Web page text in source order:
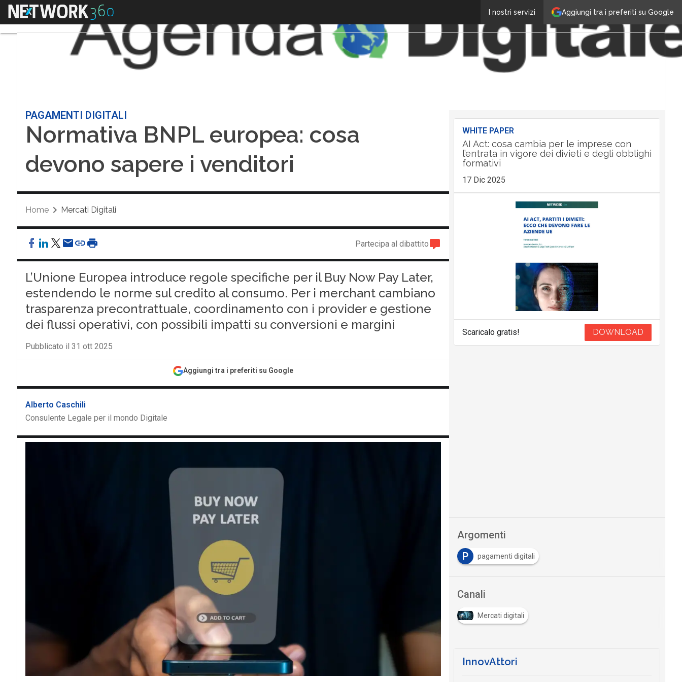
Aggiungi tra i preferiti su Google
I nostri servizi
Menu
PAGAMENTI DIGITALI
Normativa BNPL europea: cosa
devono sapere i venditori
Home Mercati Digitali
Partecipa al dibattito
L’Unione Europea introduce regole specifiche per il Buy Now Pay Later,
estendendo le norme sul credito al consumo. Per i merchant cambiano
trasparenza precontrattuale, coordinamento con i provider e gestione
dei flussi operativi, con possibili impatti su conversioni e margini
Pubblicato il 31 ott 2025
Aggiungi tra i preferiti su Google
Alberto Caschili
Consulente Legale per il mondo Digitale
WHITE PAPER
AI Act: cosa cambia per le imprese con
l’entrata in vigore dei divieti e degli obblighi
formativi
17 Dic 2025
Scaricalo gratis! DOWNLOAD
Argomenti
P
pagamenti digitali
Canali
Mercati digitali
InnovAttori